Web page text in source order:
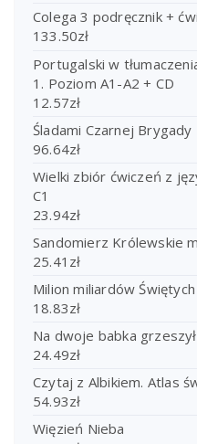
Colega 3 podręcznik +
133.50zł
Portugalski w
1. Poziom A1-A2 + CD
12.57zł
Śladami Czarnej Brygady
96.64zł
Wielki zbiór ćwiczeń z
C1
23.94zł
Sandomierz Królewskie
25.41 zł
Milion miliardów
18.83zł
Na dwoje babka
24.49zł
Czytaj z Albikiem. Atlas
54.93zł
Więzień Nieba